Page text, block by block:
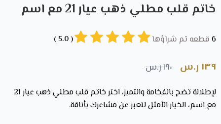
خاتم قلب مطلي ذهب عيار 21 مع اسم
6 قطعه تم شراؤها ( 5.0 )
١٣٩ ر.س ١٩٠ ر.س
لإطلالة تضج بالفخامة والتميز، اختر خاتم قلب مطلي ذهب عيار 21
مع اسم، الخيار الأمثل لتعبر عن مشاعرك بأناقة.